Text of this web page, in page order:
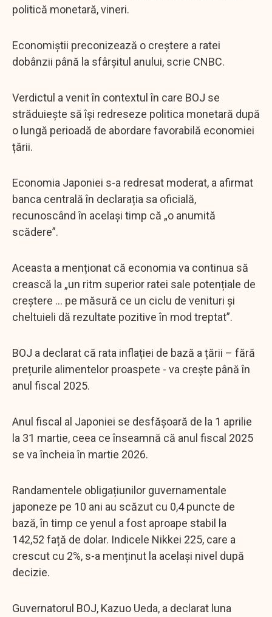
politică monetară, vineri.
Economiștii preconizează o creștere a ratei
dobânzii până la sfârșitul anului, scrie CNBC.
Verdictul a venit în contextul în care BOJ se
străduiește să își redreseze politica monetară după
o lungă perioadă de abordare favorabilă economiei
țării.
Economia Japoniei s-a redresat moderat, a afirmat
banca centrală în declarația sa oficială,
recunoscând în același timp că „o anumită
scădere”.
Aceasta a menționat că economia va continua să
crească la „un ritm superior ratei sale potențiale de
creștere ... pe măsură ce un ciclu de venituri și
cheltuieli dă rezultate pozitive în mod treptat”.
BOJ a declarat că rata inflației de bază a țării – fără
prețurile alimentelor proaspete - va crește până în
anul fiscal 2025.
Anul fiscal al Japoniei se desfășoară de la 1 aprilie
la 31 martie, ceea ce înseamnă că anul fiscal 2025
se va încheia în martie 2026.
Randamentele obligațiunilor guvernamentale
japoneze pe 10 ani au scăzut cu 0,4 puncte de
bază, în timp ce yenul a fost aproape stabil la
142,52 față de dolar. Indicele Nikkei 225, care a
crescut cu 2%, s-a menținut la același nivel după
decizie.
Guvernatorul BOJ, Kazuo Ueda, a declarat luna